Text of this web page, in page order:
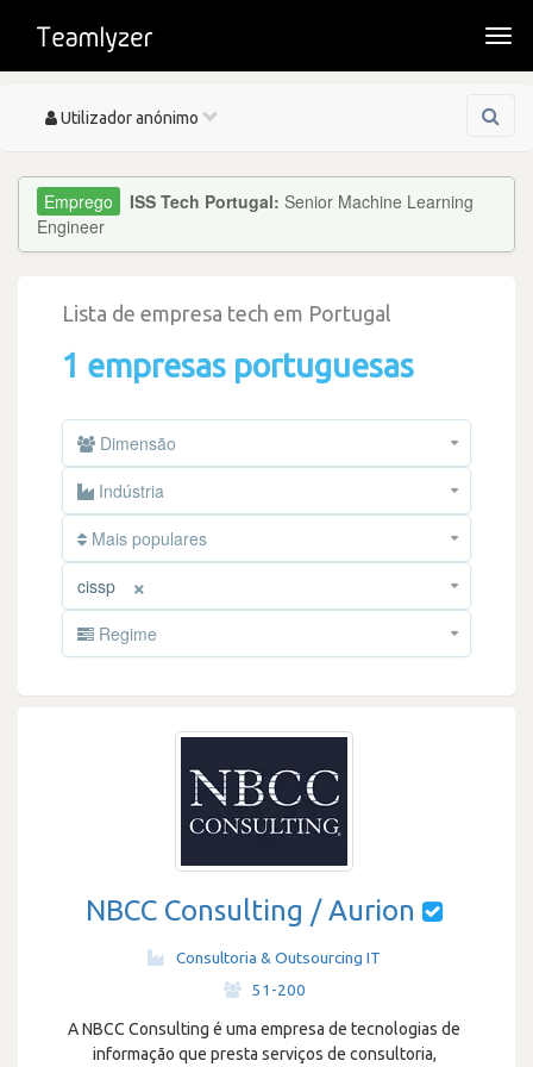
Toggle
Utilizador anónimo
ISS Tech Portugal: Senior Machine Learning
Engineer
Lista de empresa tech em Portugal
1 empresas portuguesas
Dimensão
Indústria
Mais populares
×
cissp
Regime
NBCC Consulting / Aurion
Consultoria & Outsourcing IT
51-200
A NBCC Consulting é uma empresa de tecnologias de
informação que presta serviços de consultoria,